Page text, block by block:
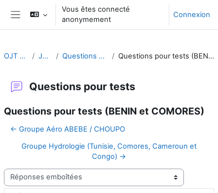
Passer au contenu principal
Panneau latéral
Vous êtes connecté
anonymement
Connexion
OJT CA FR Jour 4: Questions pour tests Questions pour tests (BENIN et COMORES)
Questions pour tests
Questions pour tests (BENIN et COMORES)
← Groupe Aéro ABEBE / CHOUPO
Groupe Hydrologie (Tunisie, Comores, Cameroun et
Congo) →
Type d’affichage